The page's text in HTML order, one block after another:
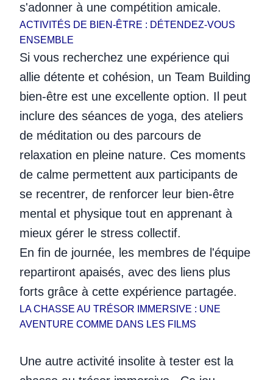
s'adonner à une compétition amicale.
ACTIVITÉS DE BIEN-ÊTRE : DÉTENDEZ-VOUS
ENSEMBLE
Si vous recherchez une expérience qui
allie détente et cohésion, un Team Building
bien-être est une excellente option. Il peut
inclure des séances de yoga, des ateliers
de méditation ou des parcours de
relaxation en pleine nature. Ces moments
de calme permettent aux participants de
se recentrer, de renforcer leur bien-être
mental et physique tout en apprenant à
mieux gérer le stress collectif.
En fin de journée, les membres de l'équipe
repartiront apaisés, avec des liens plus
forts grâce à cette expérience partagée.
LA CHASSE AU TRÉSOR IMMERSIVE : UNE
AVENTURE COMME DANS LES FILMS
Une autre activité insolite à tester est la